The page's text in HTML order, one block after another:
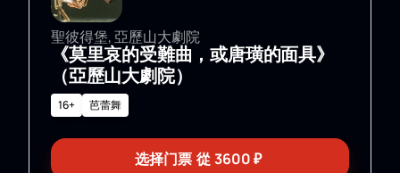
聖彼得堡, 亞歷山大劇院
《莫里哀的受難曲，或唐璜的面具》
（亞歷山大劇院）
16+ 芭蕾舞
选择门票 從3600₽